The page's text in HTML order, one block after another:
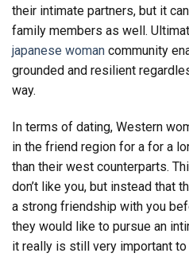
their intimate partners, but it
family members as well.
japanese woman community
grounded and resilient
way.
In terms of dating, Western
in the friend region for a for a
than their west counterparts.
don’t like you, but instead that
a strong friendship with you
they would like to pursue an
it really is still very important